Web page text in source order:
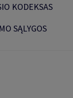
KODEKSAS
SĄLYGOS